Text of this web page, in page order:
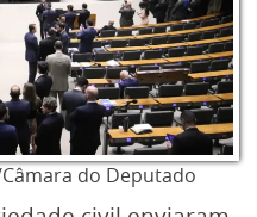
do Deputado